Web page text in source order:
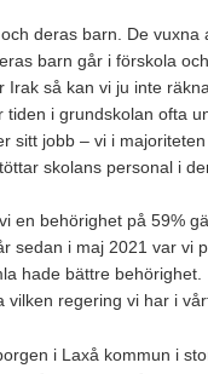
deras barn. De vuxna
barn går i förskola
Irak så kan vi ju inte
i grundskolan ofta
sitt jobb – vi i
skolans personal i
en behörighet på 59%
sedan i maj 2021 var vi
hade bättre
vilken regering vi har i
i Laxå kommun i